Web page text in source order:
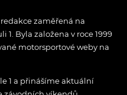
zaměřená na
Byla založena v roce 1999
motorsportové weby na
1 a přinášíme aktuální